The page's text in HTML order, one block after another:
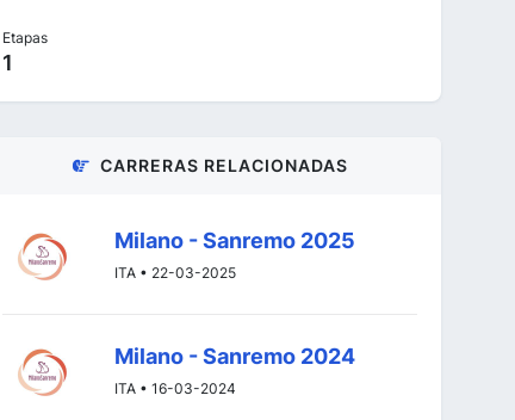
Etapas
1
CARRERAS RELACIONADAS
Milano - Sanremo 2025
ITA • 22-03-2025
Milano - Sanremo 2024
ITA • 16-03-2024